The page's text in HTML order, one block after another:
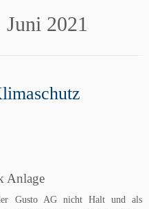
Juni 2021
Anlage
Gusto AG nicht Halt und als